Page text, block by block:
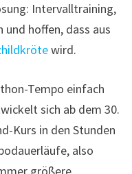
Intervalltraining,
hoffen, dass aus
wird.
Tempo einfach
sich ab dem 30.
Kurs in den Stunden
also